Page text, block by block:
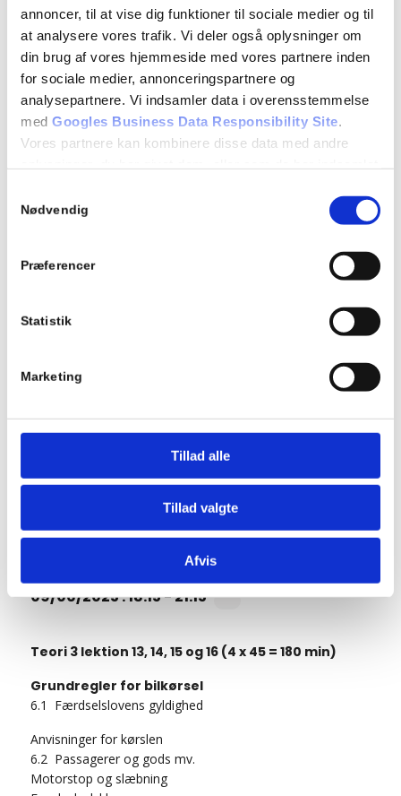
annoncer, til at vise dig funktioner til sociale medier og til
at analysere vores trafik. Vi deler også oplysninger om
din brug af vores hjemmeside med vores partnere inden
for sociale medier, annonceringspartnere og
analysepartnere. Vi indsamler data i overensstemmelse
med Googles Business Data Responsibility Site.
Vores partnere kan kombinere disse data med andre
Se Cookie & Privatlivspolitik
Nødvendig
Præferencer
Statistik
Marketing
Tillad alle
Tillad valgte
Afvis
7.1 Igangsætning og standsning ved kørebanekant
7.2 Placering under ligeud kørsel
7.3 Hastighed under ligeud kørsel
7.4 Vognbaneskift og sammenfletning
7.5 Vending
25/08/2025
18:15 - 21:15
Series:
Begivenhed Kategori:
Teori 3 – mandagshold
09/06/2025 : 18:15-21:15
Teori 3 lektion 13, 14, 15 og 16 (4 x 45 = 180 min)
Grundregler for bilkørsel
6.1 Færdselslovens gyldighed
Anvisninger for kørslen
6.2 Passagerer og gods mv.
Motorstop og slæbning